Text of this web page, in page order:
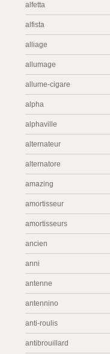
alfetta
alfista
alliage
allumage
allume-cigare
alpha
alphaville
alternateur
alternatore
amazing
amortisseur
amortisseurs
ancien
anni
antenne
antennino
anti-roulis
antibrouillard